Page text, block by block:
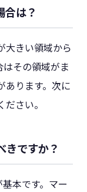
合は？
大きい領域から
その領域がま
あります。次に
さい。
きですか？
本です。マー